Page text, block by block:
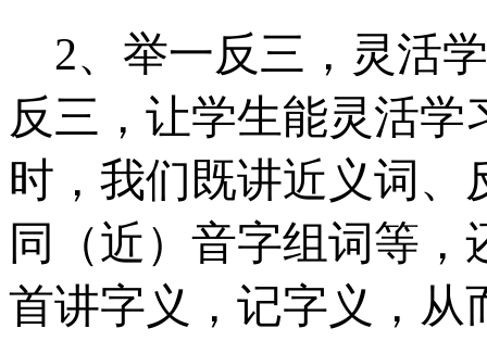
2、举一反三，灵活
反三，让学生能灵活
时，我们既讲近义词、
同（近）音字组词等
首讲字义，记字义，从